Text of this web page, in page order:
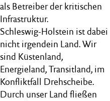
als Betreiber der kritischen
Infrastruktur.
Schleswig-Holstein ist dabei
nicht irgendein Land. Wir
sind Küstenland,
Energieland, Transitland, im
Konfliktfall Drehscheibe.
Durch unser Land fließen